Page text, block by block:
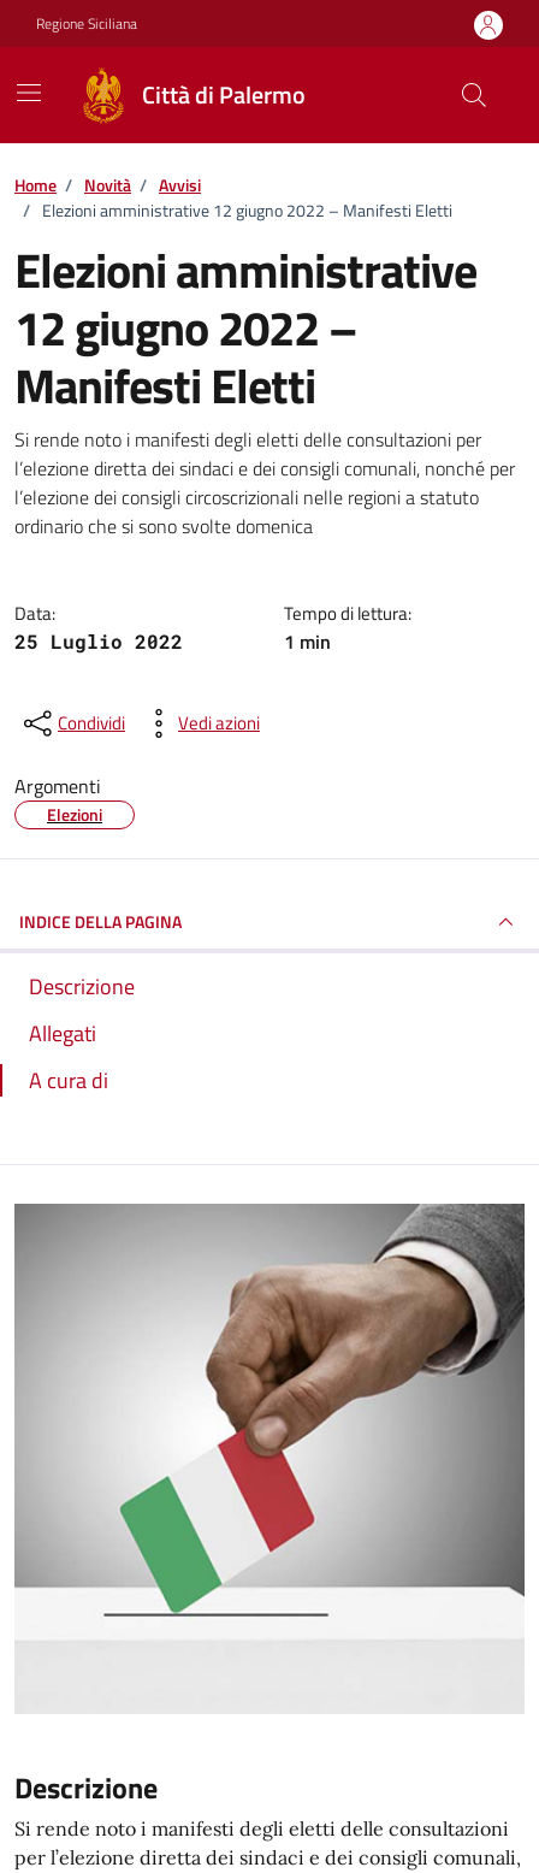
Vai ai contenuti
Vai al footer
Regione Siciliana
Città di Palermo
Home / Novità / Avvisi
/ Elezioni amministrative 12 giugno 2022 – Manifesti Eletti
Elezioni amministrative
12 giugno 2022 –
Manifesti Eletti
Dettagli della notizia
Si rende noto i manifesti degli eletti delle consultazioni per
l’elezione diretta dei sindaci e dei consigli comunali, nonché per
l’elezione dei consigli circoscrizionali nelle regioni a statuto
ordinario che si sono svolte domenica
Data:
25 Luglio 2022
Tempo di lettura:
1 min
Condividi Vedi azioni
Argomenti
Elezioni
INDICE DELLA PAGINA
Descrizione
Allegati
A cura di
Descrizione
Si rende noto i manifesti degli eletti delle consultazioni
per l’elezione diretta dei sindaci e dei consigli comunali,